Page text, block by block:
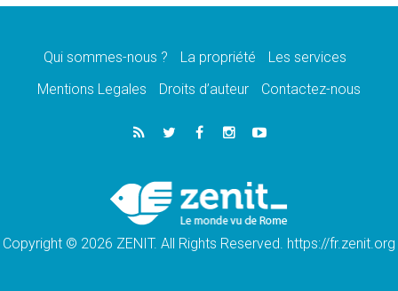
07.08.2026
07.08.2026
Argentine est un hommage à François»
Hiroshima et Nagasaki, 81 ans après,
lancement des «dix jours de prière pour la
Préparatifs des JMJ 2027 à Séoul: «c'est
passionnant et l'impatience est immense!»
Qui sommes-nous ? La propriété
Les services
Mentions Legales
Droits d’auteur Contactez-nous
Copyright © 2026 ZENIT. All Rights Reserved. https://fr.zenit.org